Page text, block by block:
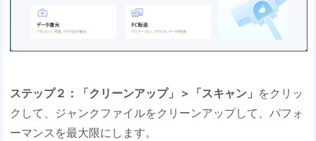
ステップ２：「クリーンアップ」＞「スキャン」 をクリッ
クして、ジャンクファイルをクリーンアップして、パフォ
ーマンスを最大限にします。